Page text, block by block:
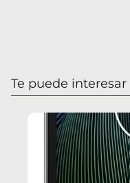
Te puede interesar